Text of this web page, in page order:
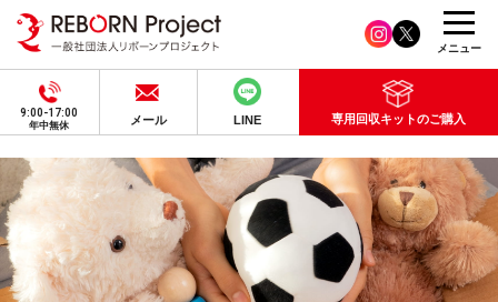
9:00-17:00
年中無休 メール LINE 専用回収キットのご購入
メニュー